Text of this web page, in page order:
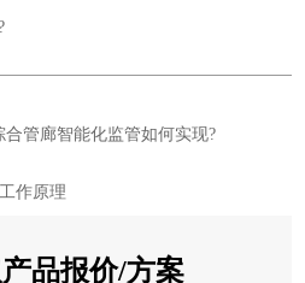
合管廊智能化监管如何实现?
作原理
品报价/方案